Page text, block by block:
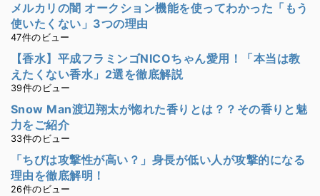
メルカリの闇 オークション機能を使ってわかった「もう
使いたくない」3つの理由
47件のビュー
【香水】平成フラミンゴNICOちゃん愛用！「本当は教
えたくない香水」2選を徹底解説
39件のビュー
Snow Man渡辺翔太が惚れた香りとは？？その香りと魅
力をご紹介
33件のビュー
「ちびは攻撃性が高い？」身長が低い人が攻撃的になる
理由を徹底解明！
26件のビュー